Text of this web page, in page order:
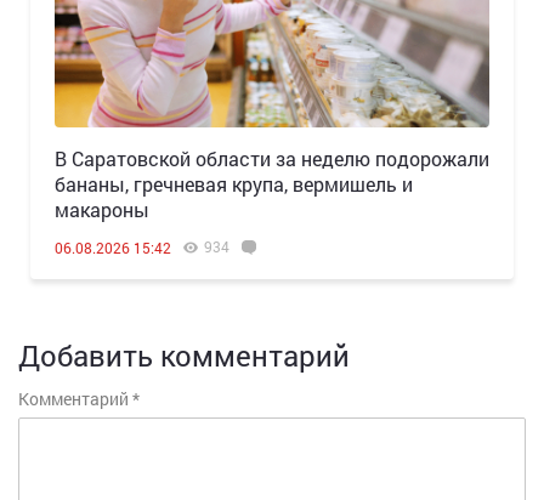
В Саратовской области за неделю подорожали
бананы, гречневая крупа, вермишель и
макароны
06.08.2026 15:42 934
Добавить комментарий
Комментарий *